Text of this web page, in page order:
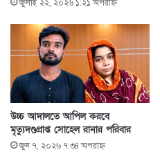
জুলাই ২২, ২০২৬ ১:২১ অপরাহ্ণ
উচ্চ আদালতে আপিল করবে
মৃত্যুদণ্ডপ্রাপ্ত সোহেল রানার পরিবার
জুন ৭, ২০২৬ ৭:৩৪ অপরাহ্ণ